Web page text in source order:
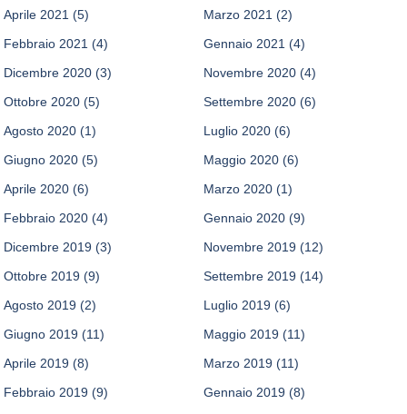
Aprile 2021 (5) Marzo 2021 (2)
Febbraio 2021 (4) Gennaio 2021 (4)
Dicembre 2020 (3) Novembre 2020 (4)
Ottobre 2020 (5) Settembre 2020 (6)
Agosto 2020 (1) Luglio 2020 (6)
Giugno 2020 (5) Maggio 2020 (6)
Aprile 2020 (6) Marzo 2020 (1)
Febbraio 2020 (4) Gennaio 2020 (9)
Dicembre 2019 (3) Novembre 2019 (12)
Ottobre 2019 (9) Settembre 2019 (14)
Agosto 2019 (2) Luglio 2019 (6)
Giugno 2019 (11) Maggio 2019 (11)
Aprile 2019 (8) Marzo 2019 (11)
Febbraio 2019 (9) Gennaio 2019 (8)